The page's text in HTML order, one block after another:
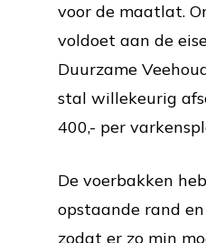
voor de maatlat.
voldoet aan de
Duurzame
stal willekeurig
400,- per
De voerbakken
opstaande rand
zodat er zo min